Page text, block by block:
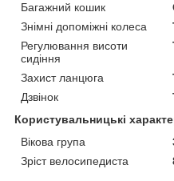
Багажний кошик
Знімні допоміжні колеса
Регулювання висоти
сидіння
Захист ланцюга
Дзвінок
Користувальницькі
Вікова група
Зріст велосипедиста